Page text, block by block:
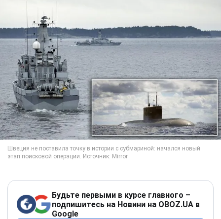
Будьте первыми в курсе главного –
подпишитесь на Новини на OBOZ.UA в
Google